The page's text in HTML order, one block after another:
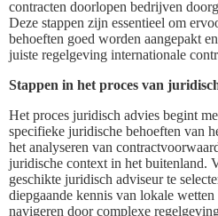
contracten doorlopen bedrijven
Deze stappen zijn essentieel om
behoeften goed worden aangepakt
juiste regelgeving internationale
Stappen in het proces van
Het proces juridisch advies begint
specifieke juridische behoeften van
het analyseren van
juridische context in het buitenland.
geschikte juridisch adviseur te
diepgaande kennis van lokale
navigeren door complexe